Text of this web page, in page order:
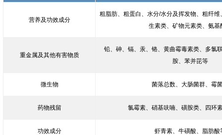
营养及功效成分
粗脂肪、粗蛋白、水分/水分及挥发物、粗纤
生素类、矿物元素类、氨基
重金属及其他有害物质
铅、砷、镉、汞、铬、黄曲霉毒素类、多氯
胺、苯并芘等
微生物 菌落总数、大肠菌群、霉
药物残留 氯霉素、硝基呋喃、磺胺类、四环
功效成分 虾青素、牛磺酸、脂肪酸